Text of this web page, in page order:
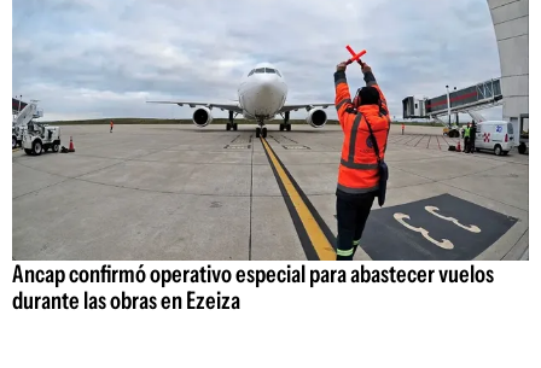
Ancap confirmó operativo especial para abastecer vuelos
durante las obras en Ezeiza